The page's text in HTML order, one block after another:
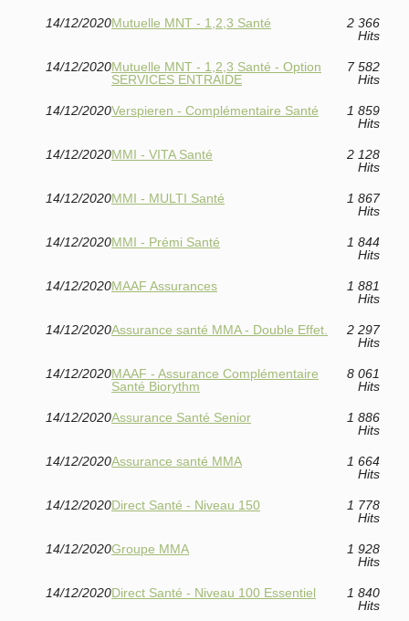
14/12/2020Mutuelle MNT - 1,2,3 Santé
2 366
Hits
14/12/2020Mutuelle MNT - 1,2,3 Santé - Option
SERVICES ENTRAIDE
7 582
Hits
14/12/2020Verspieren - Complémentaire Santé
1 859
Hits
14/12/2020MMI - VITA Santé
2 128
Hits
14/12/2020MMI - MULTI Santé
1 867
Hits
14/12/2020MMI - Prémi Santé
1 844
Hits
14/12/2020MAAF Assurances
1 881
Hits
14/12/2020Assurance santé MMA - Double Effet.
2 297
Hits
14/12/2020MAAF - Assurance Complémentaire
Santé Biorythm
8 061
Hits
14/12/2020Assurance Santé Senior
1 886
Hits
14/12/2020Assurance santé MMA
1 664
Hits
14/12/2020Direct Santé - Niveau 150
1 778
Hits
14/12/2020Groupe MMA
1 928
Hits
14/12/2020Direct Santé - Niveau 100 Essentiel
1 840
Hits